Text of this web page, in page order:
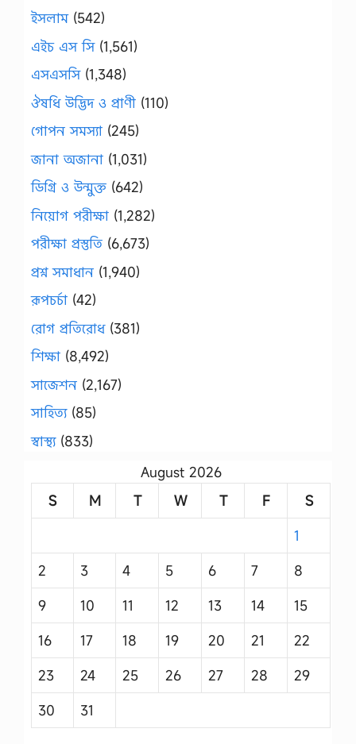
ইসলাম(542)
এইচ এস সি(1,561)
এসএসসি(1,348)
ঔষধি উদ্ভিদ ও প্রাণী (110)
গোপন সমস্যা (245)
জানা অজানা (1,031)
ডিগ্রি ও উন্মুক্ত (642)
নিয়োগ পরীক্ষা (1,282)
পরীক্ষা প্রস্তুতি (6,673)
প্রশ্ন সমাধান (1,940)
রূপচর্চা (42)
রোগ প্রতিরোধ(381)
শিক্ষা (8,492)
সাজেশন (2,167)
সাহিত্য(85)
স্বাস্থ্য(833)
August 2026
S
M T W T F
S
1
2
3 4 5 6 7
8
9
10 11 12 13 14
15
16
17 18 19 20 21
22
23
24 25 26 27 28
29
30
31